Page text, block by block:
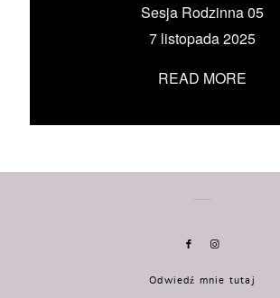
Sesja Rodzinna 05
7 listopada 2025
READ MORE
Odwiedź mnie tutaj